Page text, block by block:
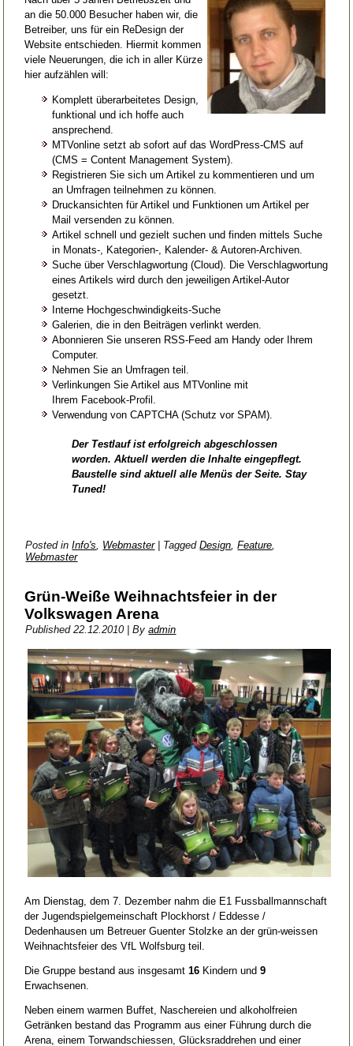
an die 50.000 Besucher haben wir, die
Betreiber, uns für ein ReDesign der
Website entschieden. Hiermit kommen
viele Neuerungen, die ich in aller Kürze
hier aufzählen will:
Komplett überarbeitetes Design,
funktional und ich hoffe auch
ansprechend.
MTVonline setzt ab sofort auf das WordPress-CMS auf
(CMS = Content Management System).
Registrieren Sie sich um Artikel zu kommentieren und um
an Umfragen teilnehmen zu können.
Druckansichten für Artikel und Funktionen um Artikel per
Mail versenden zu können.
Artikel schnell und gezielt suchen und finden mittels Suche
in Monats-, Kategorien-, Kalender- & Autoren-Archiven.
Suche über Verschlagwortung (Cloud). Die Verschlagwortung
eines Artikels wird durch den jeweiligen Artikel-Autor
gesetzt.
Interne Hochgeschwindigkeits-Suche
Galerien, die in den Beiträgen verlinkt werden.
Abonnieren Sie unseren RSS-Feed am Handy oder Ihrem
Computer.
Nehmen Sie an Umfragen teil.
Verlinkungen Sie Artikel aus MTVonline mit
Ihrem Facebook-Profil.
Verwendung von CAPTCHA (Schutz vor SPAM).
Der Testlauf ist erfolgreich abgeschlossen
worden. Aktuell werden die Inhalte eingepflegt.
Baustelle sind aktuell alle Menüs der Seite. Stay
Tuned!
Posted in Info's, Webmaster| Tagged Design,Feature,
Webmaster
Grün-Weiße Weihnachtsfeier in der
Volkswagen Arena
Published 22.12.2010|By admin
Am Dienstag, dem 7. Dezember nahm die E1 Fussballmannschaft
der Jugendspielgemeinschaft Plockhorst / Eddesse /
Dedenhausen um Betreuer Guenter Stolzke an der grün-weissen
Weihnachtsfeier des VfL Wolfsburg teil.
Die Gruppe bestand aus insgesamt16 Kindern und9
Erwachsenen.
Neben einem warmen Buffet, Naschereien und alkoholfreien
Getränken bestand das Programm aus einer Führung durch die
Arena, einem Torwandschiessen, Glücksraddrehen und einer